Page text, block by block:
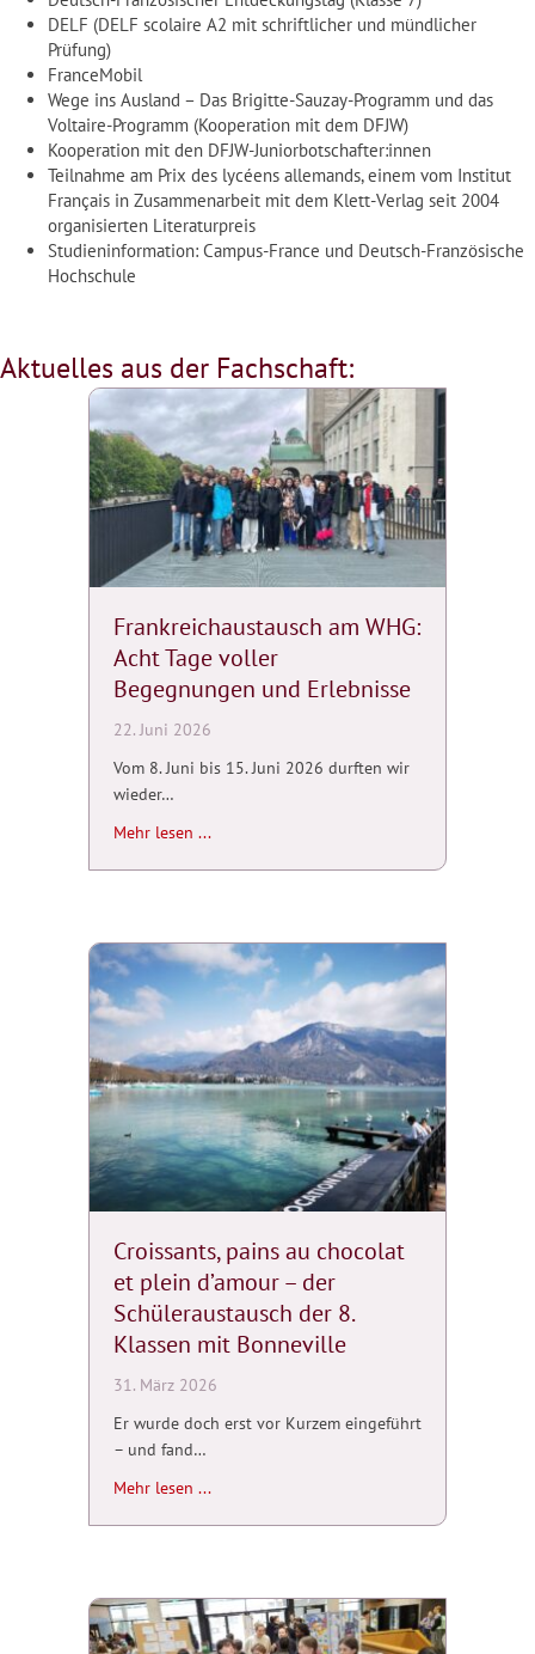
DELF (DELF scolaire A2 mit schriftlicher und mündlicher
Prüfung)
FranceMobil
Wege ins Ausland – Das Brigitte-Sauzay-Programm und das
Voltaire-Programm (Kooperation mit dem DFJW)
Kooperation mit den DFJW-Juniorbotschafter:innen
Teilnahme am Prix des lycéens allemands, einem vom Institut
Français in Zusammenarbeit mit dem Klett-Verlag seit 2004
organisierten Literaturpreis
Studieninformation: Campus-France und Deutsch-Französische
Hochschule
Aktuelles aus der Fachschaft:
Frankreichaustausch am WHG:
Acht Tage voller
Begegnungen und Erlebnisse
22. Juni 2026
Vom 8. Juni bis 15. Juni 2026 durften wir
wieder…
Mehr lesen ...about Frankreichaustausch am WHG: Acht
Croissants, pains au chocolat
et plein d’amour – der
Schüleraustausch der 8.
Klassen mit Bonneville
31. März 2026
Er wurde doch erst vor Kurzem eingeführt
– und fand…
Mehr lesen ...about Croissants, pains au chocolat et